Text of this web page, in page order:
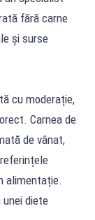
fără carne
și surse
cu moderație,
Carnea de
de vânat,
alimentație.
unei diete